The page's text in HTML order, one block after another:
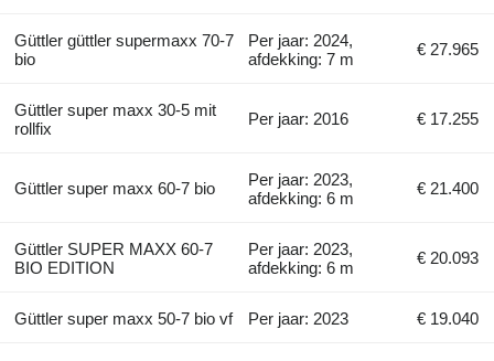
Güttler güttler supermaxx 70-7
bio
Per jaar: 2024,
afdekking: 7 m
€ 27.965
Güttler super maxx 30-5 mit
rollfix
Per jaar: 2016 € 17.255
Güttler super maxx 60-7 bio
Per jaar: 2023,
afdekking: 6 m
€ 21.400
Güttler SUPER MAXX 60-7
BIO EDITION
Per jaar: 2023,
afdekking: 6 m
€ 20.093
Güttler super maxx 50-7 bio vf Per jaar: 2023 € 19.040